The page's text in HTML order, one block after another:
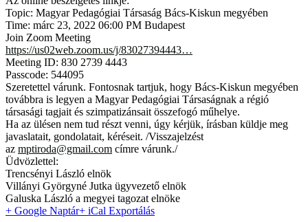
Topic: Magyar Pedagógiai Társaság Bács-Kiskun megyében
Time: márc 23, 2022 06:00 PM Budapest
Join Zoom Meeting
https://us02web.zoom.us/j/83027394443…
Meeting ID: 830 2739 4443
Passcode: 544095
Szeretettel várunk. Fontosnak tartjuk, hogy Bács-Kiskun megyében
továbbra is legyen a Magyar Pedagógiai Társaságnak a régió
társasági tagjait és szimpatizánsait összefogó műhelye.
Ha az ülésen nem tud részt venni, úgy kérjük, írásban küldje meg
javaslatait, gondolatait, kéréseit. /Visszajelzést
az mptiroda@gmail.com címre várunk./
Üdvözlettel:
Trencsényi László elnök
Villányi Györgyné Jutka ügyvezető elnök
Galuska László a megyei tagozat elnöke
+ Google Naptár+ iCal Exportálás